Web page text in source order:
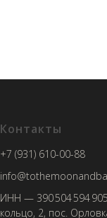
Контакты
+7 (931) 610-00-88
ИНН — 390 504 594
кольцо, 2, пос.